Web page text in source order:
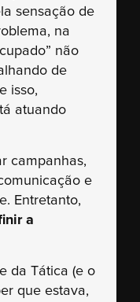
sensação de
na
não
de
isso,
atuando
campanhas,
e
Entretanto,
a
da Tática (e o
que estava,